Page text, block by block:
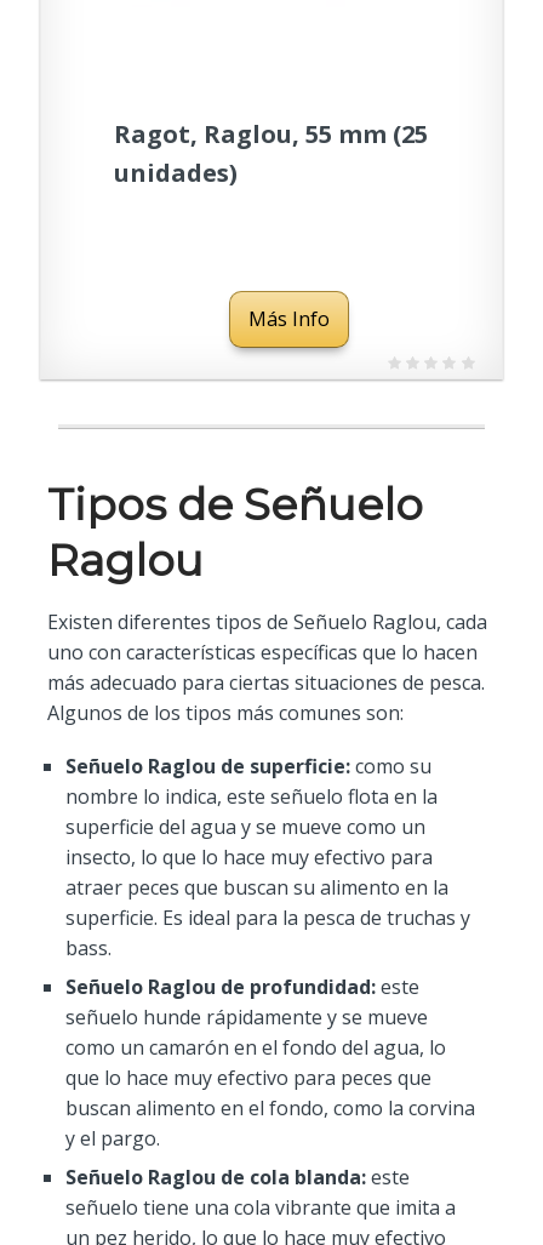
Ragot, Raglou, 55 mm (25
unidades)
Más Info
Tipos de Señuelo
Raglou
Existen diferentes tipos de Señuelo Raglou, cada
uno con características específicas que lo hacen
más adecuado para ciertas situaciones de pesca.
Algunos de los tipos más comunes son:
Señuelo Raglou de superficie:como su
nombre lo indica, este señuelo flota en la
superficie del agua y se mueve como un
insecto, lo que lo hace muy efectivo para
atraer peces que buscan su alimento en la
superficie. Es ideal para la pesca de truchas y
bass.
Señuelo Raglou de profundidad:este
señuelo hunde rápidamente y se mueve
como un camarón en el fondo del agua, lo
que lo hace muy efectivo para peces que
buscan alimento en el fondo, como la corvina
y el pargo.
Señuelo Raglou de cola blanda:este
señuelo tiene una cola vibrante que imita a
un pez herido, lo que lo hace muy efectivo